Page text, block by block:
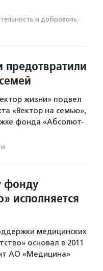
и доброволь­
предотвратили
жизни» подвел
«Вектор на семью»,
фонда «Абсолют-
фонду
исполняется
медицинских
основал в 2011
АО «Медицина»